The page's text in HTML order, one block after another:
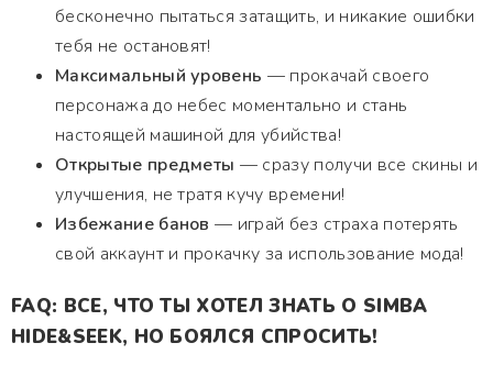
бесконечно пытаться затащить, и никакие ошибки
тебя не остановят!
Максимальный уровень — прокачай своего
персонажа до небес моментально и стань
настоящей машиной для убийства!
Открытые предметы — сразу получи все скины и
улучшения, не тратя кучу времени!
Избежание банов — играй без страха потерять
свой аккаунт и прокачку за использование мода!
FAQ: ВСЕ, ЧТО ТЫ ХОТЕЛ ЗНАТЬ О SIMBA
HIDE&SEEK, НО БОЯЛСЯ СПРОСИТЬ!